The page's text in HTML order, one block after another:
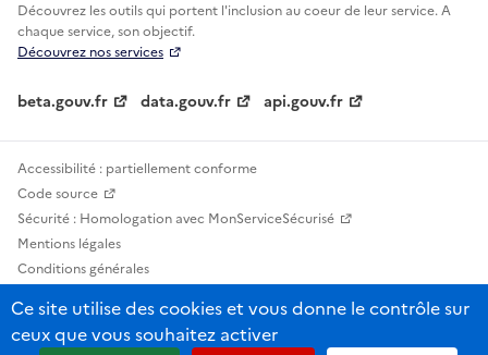
Découvrez les outils qui portent l'inclusion aucoeur de leur service. A
chaque service, son objectif.
Découvrez nos services
beta.gouv.fr data.gouv.fr api.gouv.fr
Accessibilité : partiellement conforme
Code source
Sécurité : Homologation avec MonServiceSécurisé
Mentions légales
Conditions générales
Statistiques, lexiques et indicateurs
Sauf mention contraire, tous les contenus de ce site sont sous licence
Ce site utilise des cookies et vous donne le contrôle sur
ceux que vous souhaitez activer